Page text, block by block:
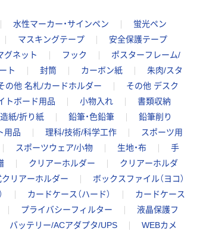
水性マーカー・サインペン
蛍光ペン
マスキングテープ
安全保護テープ
グネット フック
ポスターフレーム/
ト 封筒 カーボン紙
朱肉/スタ
の他 名札/カードホルダー
その他 デスク
トボード用品 小物入れ
書類収納
紙/折り紙 鉛筆・色鉛筆
鉛筆削り
用品 理科/技術/科学工作
スポーツ用
スポーツウェア/小物 生地・布
手
クリアーホルダー
クリアーホルダ
クリアーホルダー
ボックスファイル（ヨコ）
カードケース（ハード）
カードケース
プライバシーフィルター
液晶保護フ
バッテリー/ACアダプタ/UPS
WEBカメ